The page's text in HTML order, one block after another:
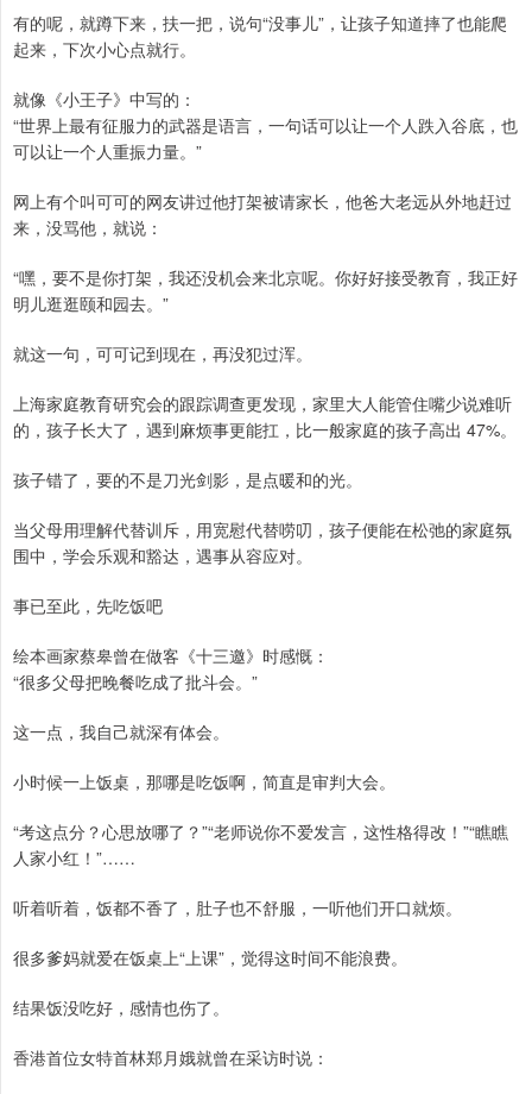
有的呢，就蹲下来，扶一把，说句“没事儿”，让孩子知道摔了也能爬
起来，下次小心点就行。
就像《小王子》中写的：
“世界上最有征服力的武器是语言，一句话可以让一个人跌入谷底，也
可以让一个人重振力量。”
网上有个叫可可的网友讲过他打架被请家长，他爸大老远从外地赶过
来，没骂他，就说：
“嘿，要不是你打架，我还没机会来北京呢。你好好接受教育，我正好
明儿逛逛颐和园去。”
就这一句，可可记到现在，再没犯过浑。
上海家庭教育研究会的跟踪调查更发现，家里大人能管住嘴少说难听
的，孩子长大了，遇到麻烦事更能扛，比一般家庭的孩子高出 47%。
孩子错了，要的不是刀光剑影，是点暖和的光。
当父母用理解代替训斥，用宽慰代替唠叨，孩子便能在松弛的家庭氛
围中，学会乐观和豁达，遇事从容应对。
事已至此，先吃饭吧
绘本画家蔡皋曾在做客《十三邀》时感慨：
“很多父母把晚餐吃成了批斗会。”
这一点，我自己就深有体会。
小时候一上饭桌，那哪是吃饭啊，简直是审判大会。
“考这点分？心思放哪了？”“老师说你不爱发言，这性格得改！”“瞧瞧
人家小红！”……
听着听着，饭都不香了，肚子也不舒服，一听他们开口就烦。
很多爹妈就爱在饭桌上“上课”，觉得这时间不能浪费。
结果饭没吃好，感情也伤了。
香港首位女特首林郑月娥就曾在采访时说：